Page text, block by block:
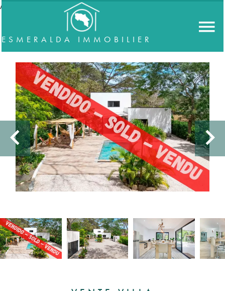
//accordeon
ESMERALDA IMMOBILIER